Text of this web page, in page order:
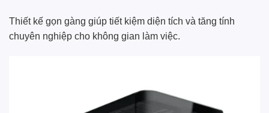
Thiết kế gọn gàng giúp tiết kiệm diện tích và tăng tính
chuyên nghiệp cho không gian làm việc.